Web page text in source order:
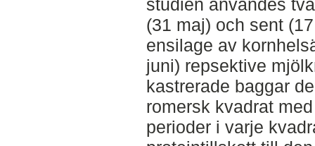
studien användes
(31 maj) och sent
ensilage av
juni) repsektive
kastrerade baggar
romersk kvadrat
perioder i varje